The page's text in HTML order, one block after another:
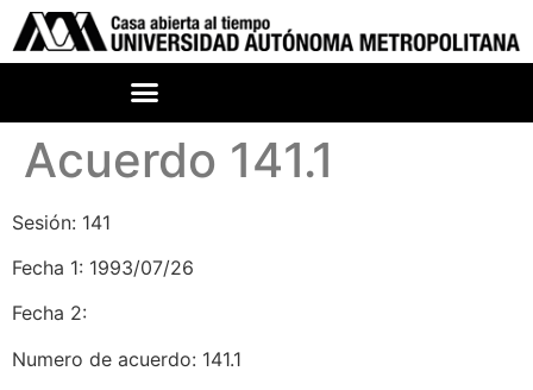
Acuerdo 141.1
Sesión: 141
Fecha 1: 1993/07/26
Fecha 2:
Numero de acuerdo: 141.1